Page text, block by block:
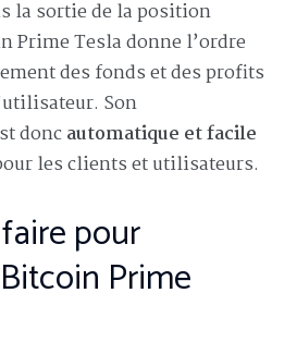
la sortie de la position
Prime Tesla donne l’ordre
des fonds et des profits
Son
doncautomatique et facile
les clients et utilisateurs.
pour
Prime